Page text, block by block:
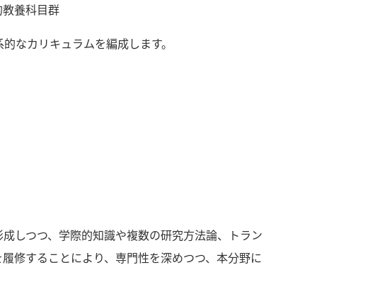
養科目群
なカリキュラムを編成します。
しつつ、学際的知識や複数の研究方法論、トラン
修することにより、専門性を深めつつ、本分野に